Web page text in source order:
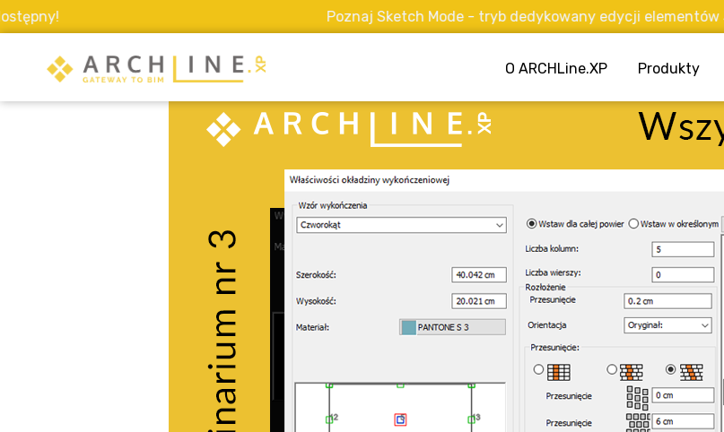
Poznaj Sketch Mode - tryb dedykowany edycji elementów 3D.
O ARCHLine.XP Produkty